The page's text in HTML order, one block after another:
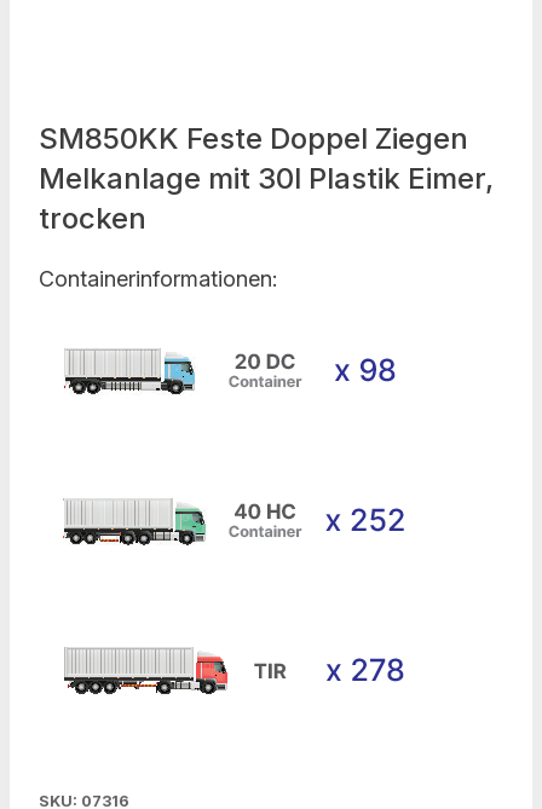
SM850KK Feste Doppel Ziegen
Melkanlage mit 30l Plastik Eimer,
trocken
Containerinformationen:
SKU: 07316